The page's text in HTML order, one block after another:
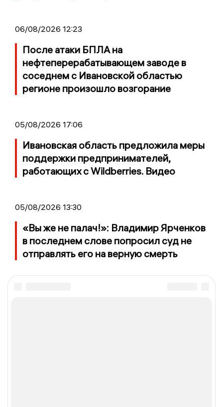
06/08/2026 12:23
После атаки БПЛА на
нефтеперерабатывающем заводе в
соседнем с Ивановской областью
регионе произошло возгорание
05/08/2026 17:06
Ивановская область предложила меры
поддержки предпринимателей,
работающих с Wildberries. Видео
05/08/2026 13:30
«Вы же не палач!»: Владимир Ярченков
в последнем слове попросил суд не
отправлять его на верную смерть